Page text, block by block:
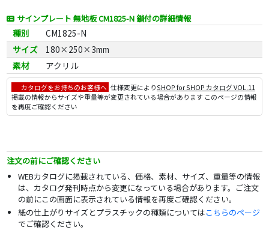
サインプレート 無地板 CM1825-N 鎖付の詳細情報
種別
CM1825-N
サイズ
180×250×3mm
素材
アクリル
カタログをお持ちのお客様へ 仕様変更によりSHOP for SHOP カタログ VOL.11
掲載の情報からサイズや重量等が変更されている場合があります このページの情報
を再度ご確認ください
注文の前にご確認ください
WEBカタログに掲載されている、価格、素材、サイズ、重量等の情報
は、カタログ発刊時点から変更になっている場合があります。ご注文
の前にこの画面に表示されている情報を再度ご確認ください。
紙の仕上がりサイズとプラスチックの種類についてはこちらのページ
でご確認ください。